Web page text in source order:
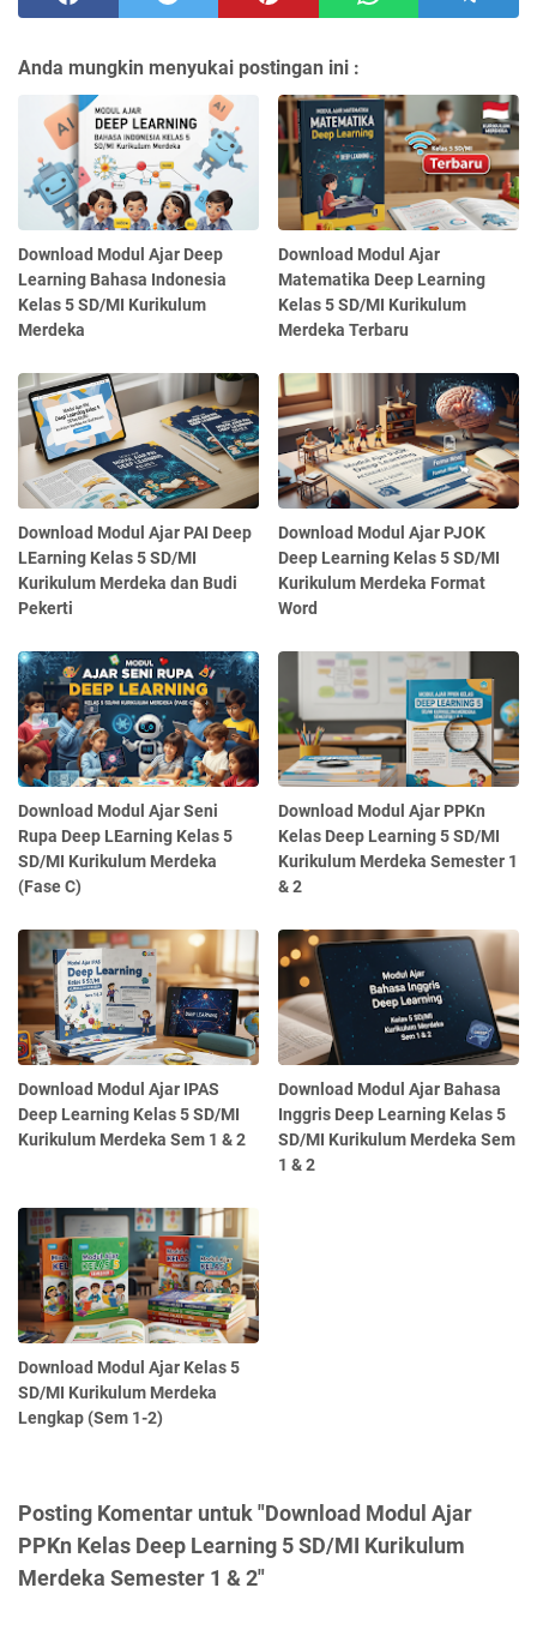
Anda mungkin menyukai postingan ini :
Download Modul Ajar Deep
Learning Bahasa Indonesia
Kelas 5 SD/MI Kurikulum
Merdeka
Download Modul Ajar
Matematika Deep Learning
Kelas 5 SD/MI Kurikulum
Merdeka Terbaru
Download Modul Ajar PAI Deep
LEarning Kelas 5 SD/MI
Kurikulum Merdeka dan Budi
Pekerti
Download Modul Ajar PJOK
Deep Learning Kelas 5 SD/MI
Kurikulum Merdeka Format
Word
Download Modul Ajar Seni
Rupa Deep LEarning Kelas 5
SD/MI Kurikulum Merdeka
(Fase C)
Download Modul Ajar PPKn
Kelas Deep Learning 5 SD/MI
Kurikulum Merdeka Semester 1
& 2
Download Modul Ajar IPAS
Deep Learning Kelas 5 SD/MI
Kurikulum Merdeka Sem 1 & 2
Download Modul Ajar Bahasa
Inggris Deep Learning Kelas 5
SD/MI Kurikulum Merdeka Sem
1 & 2
Download Modul Ajar Kelas 5
SD/MI Kurikulum Merdeka
Lengkap (Sem 1-2)
Posting Komentar untuk "Download Modul Ajar
PPKn Kelas Deep Learning 5 SD/MI Kurikulum
Merdeka Semester 1 & 2"